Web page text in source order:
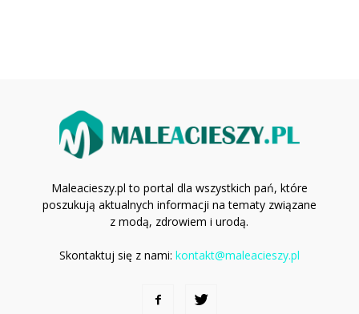
Maleacieszy.pl to portal dla wszystkich pań, które
poszukują aktualnych informacji na tematy związane
z modą, zdrowiem i urodą.
Skontaktuj się z nami: kontakt@maleacieszy.pl